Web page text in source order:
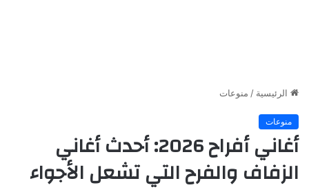
الرئيسية / منوعات
منوعات
أغاني أفراح 2026: أحدث أغاني
الزفاف والفرح التي تشعل الأجواء